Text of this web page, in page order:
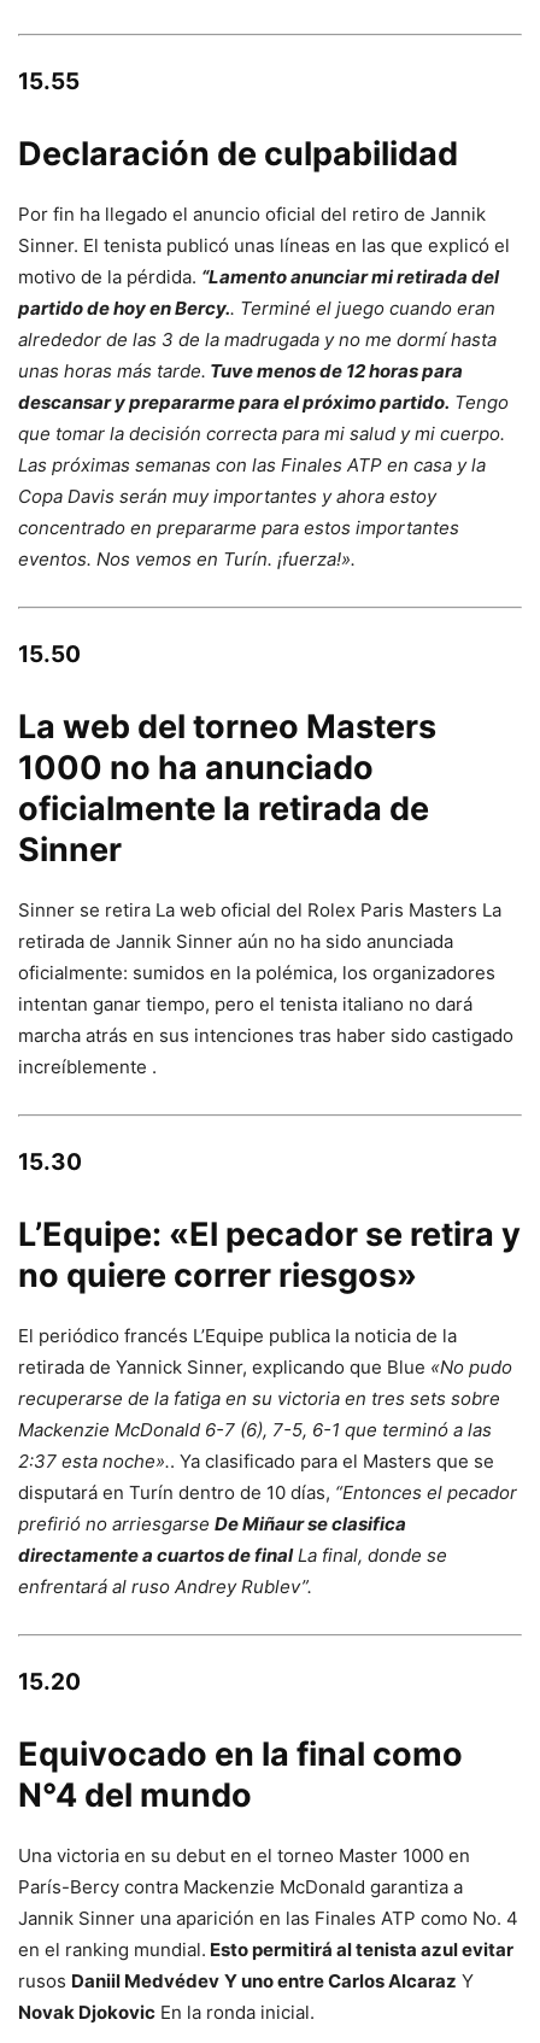
15.55
Declaración de culpabilidad
Por fin ha llegado el anuncio oficial del retiro de Jannik
Sinner. El tenista publicó unas líneas en las que explicó el
motivo de la pérdida. “Lamento anunciar mi retirada del
partido de hoy en Bercy.. Terminé el juego cuando eran
alrededor de las 3 de la madrugada y no me dormí hasta
unas horas más tarde. Tuve menos de 12 horas para
descansar y prepararme para el próximo partido. Tengo
que tomar la decisión correcta para mi salud y mi cuerpo.
Las próximas semanas con las Finales ATP en casa y la
Copa Davis serán muy importantes y ahora estoy
concentrado en prepararme para estos importantes
eventos. Nos vemos en Turín. ¡fuerza!».
15.50
La web del torneo Masters
1000 no ha anunciado
oficialmente la retirada de
Sinner
Sinner se retira La web oficial del Rolex Paris Masters La
retirada de Jannik Sinner aún no ha sido anunciada
oficialmente: sumidos en la polémica, los organizadores
intentan ganar tiempo, pero el tenista italiano no dará
marcha atrás en sus intenciones tras haber sido castigado
increíblemente .
15.30
L’Equipe: «El pecador se retira y
no quiere correr riesgos»
El periódico francés L’Equipe publica la noticia de la
retirada de Yannick Sinner, explicando que Blue «No pudo
recuperarse de la fatiga en su victoria en tres sets sobre
Mackenzie McDonald 6-7 (6), 7-5, 6-1 que terminó a las
2:37 esta noche».. Ya clasificado para el Masters que se
disputará en Turín dentro de 10 días, “Entonces el pecador
prefirió no arriesgarse De Miñaur se clasifica
directamente a cuartos de finalLa final, donde se
enfrentará al ruso Andrey Rublev”.
15.20
Equivocado en la final como
N°4 del mundo
Una victoria en su debut en el torneo Master 1000 en
París-Bercy contra Mackenzie McDonald garantiza a
Jannik Sinner una aparición en las Finales ATP como No. 4
en el ranking mundial. Esto permitirá al tenista azul evitar
rusos Daniil Medvédev Y uno entre Carlos Alcaraz Y
Novak Djokovic En la ronda inicial.